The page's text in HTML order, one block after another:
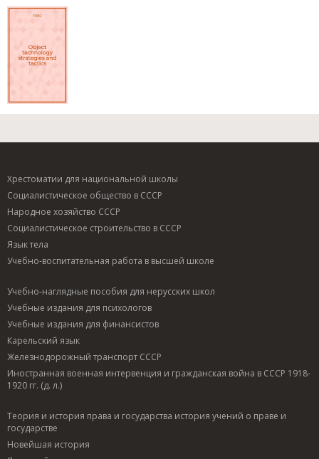
Хрестоматии для национальной школы
Социалистическое общество в СССР
Народное хозяйство СССР
Социалистическое строительство в СССР
Язык тела
Учебно-воспитательная работа в высшей школе
Учебно-наглядные пособия для нерусских школ
Учебные издания для психологов
Учебные издания для финансистов
Карельский язык
Железнодорожный транспорт СССР
Иностранная военная интервенция и гражданская война в СССР 1918-
1920 гг. (д. л.)
Теория и история права и государства история учений о праве и
государстве
Новейшая история